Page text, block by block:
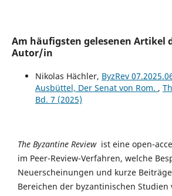
Am häufigsten gelesenen Artikel
Autor/in
Nikolas Hächler, ByzRev
Ausbüttel, Der Senat von Rom. ,
Bd. 7 (2025)
The Byzantine Reviewist eine open-
im Peer-Review-Verfahren, welche
Neuerscheinungen und kurze
Bereichen der byzantinischen